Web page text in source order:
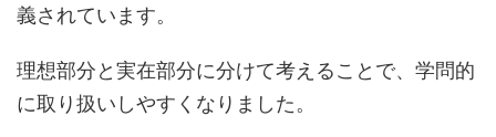
義されています。
理想部分と実在部分に分けて考えることで、学問的
に取り扱いしやすくなりました。